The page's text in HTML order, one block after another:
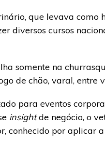
que levava como
diversos cursos
somente na
de chão, varal, entre
para eventos
insightde negócio, o
conhecido por aplicar